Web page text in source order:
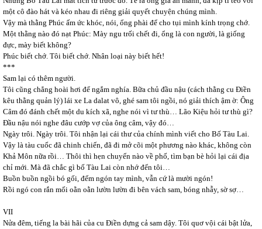
một cô đào hát và kéo nhau đi riêng giải quyết chuyện chúng mình.
Vậy mà thằng Phúc ấm ức khóc, nói, ổng phài để cho tụi mình kính trọng chớ.
Một thằng nào đó nạt Phúc: Mày ngu trối chết đi, ổng là con người, là giống
đực, mày biết không?
Phúc biết chớ. Tôi biết chớ. Nhân loại này biết hết!
***
Sam lại có thêm người.
Tôi cũng chẳng hoài hơi để ngắm nghía. Bữa chủ đầu nậu (cách thằng cu Điền
kêu thằng quản lý) lái xe La dalat vô, ghé sam tôi ngồi, nó giải thích ậm ờ: Ông
Câm đó đánh chết một du kích xã, nghe nói vì tư thù… Lão Kiệu hỏi tư thù gì?
Đầu nậu nói nghe đâu cướp vợ của ông câm, vậy đó…
Ngày trôi. Ngày trôi. Tôi nhận lại cái thư của chính mình viết cho Bố Tàu Lai.
Vậy là tàu cuốc đã chinh chiến, đã đi mở cõi một phương nào khác, không còn
Khả Môn nữa rồi… Thôi thì hẹn chuyến nào về phố, tìm bạn bè hỏi lại cái địa
chỉ mới. Mà đã chắc gì bố Tàu Lai còn nhớ đến tôi…
Buồn buồn ngồi bó gối, đếm ngón tay mình, vẫn cứ là mười ngón!
Rồi ngó con rắn mối oằn oằn lườn lườn đi bên vách sam, bóng nhẫy, sờ sợ…
VII
Nửa đêm, tiếng la bài hãi của cu Điền dựng cả sam dậy. Tôi quơ vội cái bật lửa,